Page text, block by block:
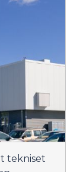
tekniset